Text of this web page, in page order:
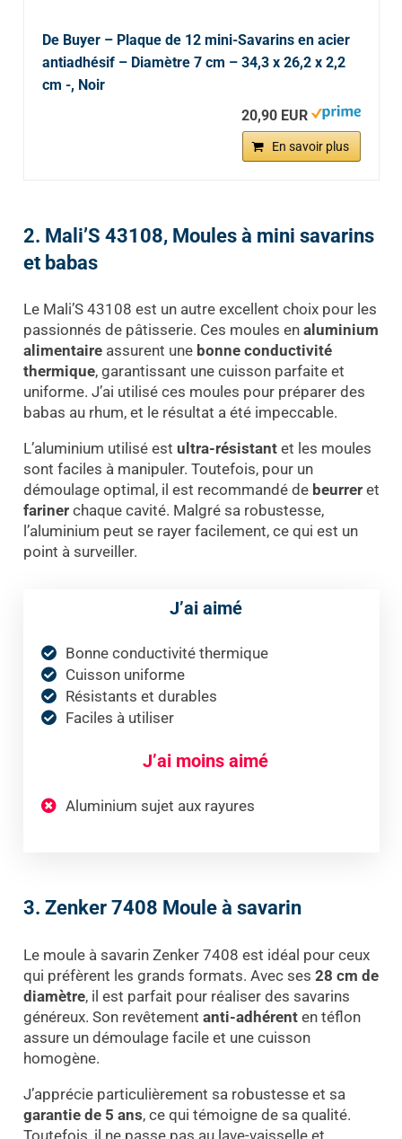
De Buyer – Plaque de 12 mini-Savarins en acier
antiadhésif – Diamètre 7 cm – 34,3 x 26,2 x 2,2
cm -, Noir
20,90 EUR
En savoir plus
2. Mali’S 43108, Moules à mini savarins
et babas
Le Mali’S 43108 est un autre excellent choix pour les
passionnés de pâtisserie. Ces moules en aluminium
alimentaireassurent une bonne conductivité
thermique, garantissant une cuisson parfaite et
uniforme. J’ai utilisé ces moules pour préparer des
babas au rhum, et le résultat a été impeccable.
L’aluminium utilisé est ultra-résistantet les moules
sont faciles à manipuler. Toutefois, pour un
démoulage optimal, il est recommandé de beurreret
farinerchaque cavité. Malgré sa robustesse,
l’aluminium peut se rayer facilement, ce qui est un
point à surveiller.
J’ai aimé
Bonne conductivité thermique
Cuisson uniforme
Résistants et durables
Faciles à utiliser
J’ai moins aimé
Aluminium sujet aux rayures
3. Zenker 7408 Moule à savarin
Le moule à savarin Zenker 7408 est idéal pour ceux
qui préfèrent les grands formats. Avec ses 28 cm de
diamètre, il est parfait pour réaliser des savarins
généreux. Son revêtement anti-adhérenten téflon
assure un démoulage facile et une cuisson
homogène.
J’apprécie particulièrement sa robustesse et sa
garantie de 5 ans, ce qui témoigne de sa qualité.
Toutefois, il ne passe pas au lave-vaisselle et